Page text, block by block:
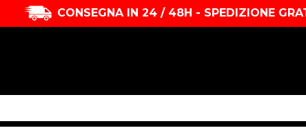
CONSEGNA IN 24 / 48H - SPEDIZIONE